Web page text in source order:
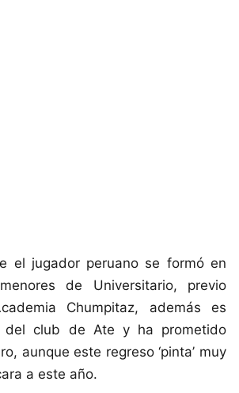
el jugador peruano se formó en
de Universitario, previo
Chumpitaz, además es
del club de Ate y ha prometido
aunque este regreso ‘pinta’ muy
a este año.